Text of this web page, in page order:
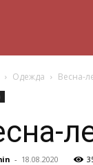
Одежда Весна-
- 18.08.2020